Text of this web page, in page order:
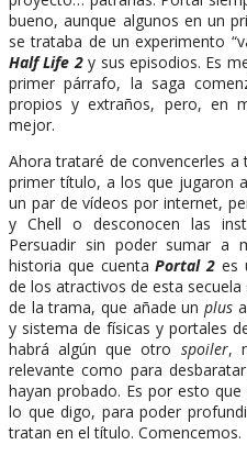
bueno, aunque algunos en un
se trataba de un experimento
Half Life 2y sus episodios. Es
primer párrafo, la saga
propios y extraños, pero, en
mejor.
Ahora trataré de convencerles
primer título, a los que jugaron
un par de vídeos por internet,
y Chell o desconocen las
Persuadir sin poder sumar a
historia que cuentaPortal 2 es
de los atractivos de esta
de la trama, que añade un plus
y sistema de físicas y portales
habrá algún que otro spoiler,
relevante como para
hayan probado. Es por esto
lo que digo, para poder
tratan en el título. Comencemos.